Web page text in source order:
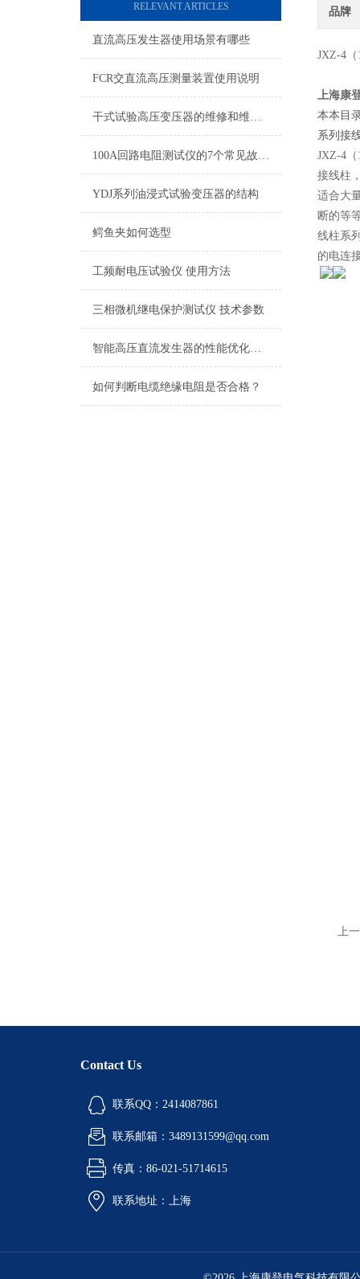
RELEVANT ARTICLES
直流高压发生器使用场景有哪些
FCR交直流高压测量装置使用说明
干式试验高压变压器的维修和维护工作以及选购标准
100A回路电阻测试仪的7个常见故障及原因
YDJ系列油浸式试验变压器的结构
鳄鱼夹如何选型
工频耐电压试验仪 使用方法
三相微机继电保护测试仪 技术参数
智能高压直流发生器的性能优化与应用
如何判断电缆绝缘电阻是否合格？
品牌
JXZ-4
上海康
本本目
系列接
JXZ-4
接线柱
适合大
断的等
线柱系
的电连
上
Contact Us
联系QQ：2414087861
联系邮箱：3489131599@qq.com
传真：86-021-51714615
联系地址：上海